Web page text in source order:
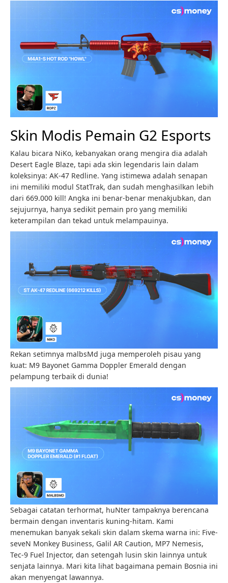
Skin Modis Pemain G2 Esports
Kalau bicara NiKo, kebanyakan orang mengira dia adalah
Desert Eagle Blaze, tapi ada skin legendaris lain dalam
koleksinya: AK-47 Redline. Yang istimewa adalah senapan
ini memiliki modul StatTrak, dan sudah menghasilkan lebih
dari 669.000 kill! Angka ini benar-benar menakjubkan, dan
sejujurnya, hanya sedikit pemain pro yang memiliki
keterampilan dan tekad untuk melampauinya.
Rekan setimnya malbsMd juga memperoleh pisau yang
kuat: M9 Bayonet Gamma Doppler Emerald dengan
pelampung terbaik di dunia!
Sebagai catatan terhormat, huNter tampaknya berencana
bermain dengan inventaris kuning-hitam. Kami
menemukan banyak sekali skin dalam skema warna ini: Five-
seveN Monkey Business, Galil AR Caution, MP7 Nemesis,
Tec-9 Fuel Injector, dan setengah lusin skin lainnya untuk
senjata lainnya. Mari kita lihat bagaimana pemain Bosnia ini
akan menyengat lawannya.